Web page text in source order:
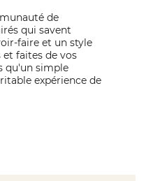
de
qui savent
faire et un style
et faites de vos
qu'un simple
expérience de